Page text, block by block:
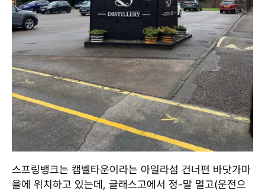
스프링뱅크는 캠벨타운이라는 아일라섬 건너편 바닷가마
을에 위치하고 있는데, 글래스고에서 정-말 멀고(운전으